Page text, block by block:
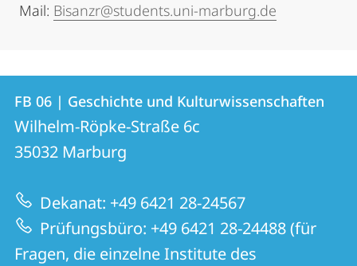
Mail: Bisanzr@students.uni-marburg.de
Kontakt
und
Informationen
zur
Website
Kontaktinformationen
FB
06
Geschichte
und
Kulturwissenschaften
FB 06 | Geschichte und Kulturwissenschaften
Wilhelm-Röpke-Straße 6c
35032 Marburg
Dekanat: +49 6421 28-24567
Prüfungsbüro: +49 6421 28-24488 (für
Fragen, die einzelne Institute des